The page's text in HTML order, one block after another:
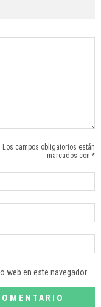
campos obligatorios están
marcados con *
web en este navegador